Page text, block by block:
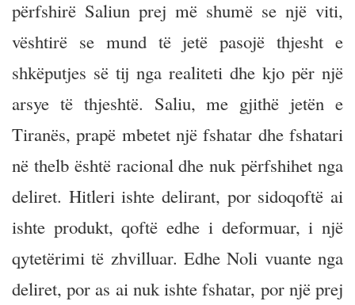
përfshirë Saliun prej më shumë se një viti,
vështirë se mund të jetë pasojë thjesht e
shkëputjes së tij nga realiteti dhe kjo për një
arsye të thjeshtë. Saliu, me gjithë jetën e
Tiranës, prapë mbetet një fshatar dhe fshatari
në thelb është racional dhe nuk përfshihet nga
deliret. Hitleri ishte delirant, por sidoqoftë ai
ishte produkt, qoftë edhe i deformuar, i një
qytetërimi të zhvilluar. Edhe Noli vuante nga
deliret, por as ai nuk ishte fshatar, por një prej